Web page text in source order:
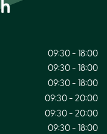
09:30 - 18:00
09:30 - 18:00
09:30 - 18:00
09:30 - 20:00
09:30 - 20:00
09:30 - 18:00